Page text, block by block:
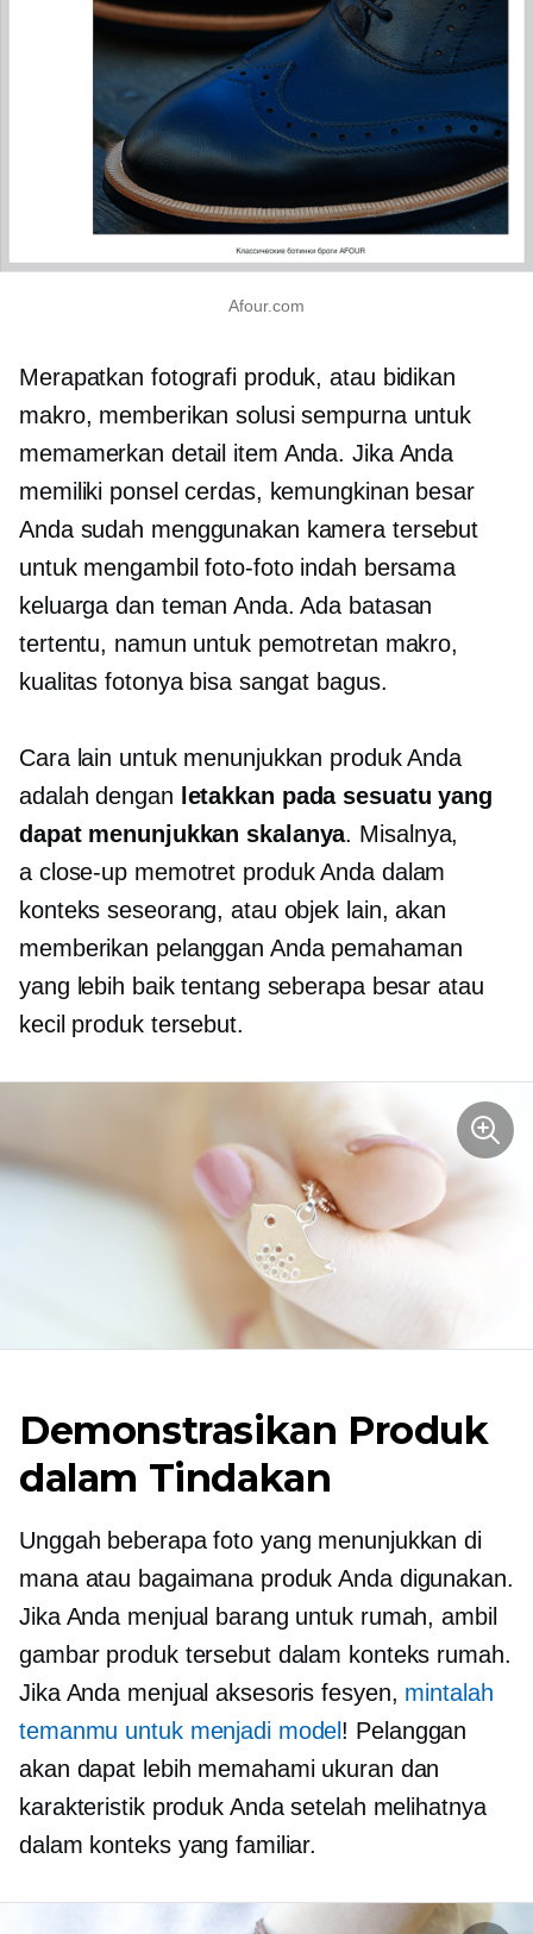
Afour.com
Merapatkan fotografi produk, atau bidikan
makro, memberikan solusi sempurna untuk
memamerkan detail item Anda. Jika Anda
memiliki ponsel cerdas, kemungkinan besar
Anda sudah menggunakan kamera tersebut
untuk mengambil foto-foto indah bersama
keluarga dan teman Anda. Ada batasan
tertentu, namun untuk pemotretan makro,
kualitas fotonya bisa sangat bagus.
Cara lain untuk menunjukkan produk Anda
adalah dengan letakkan pada sesuatu yang
dapat menunjukkan skalanya. Misalnya,
a close-up memotret produk Anda dalam
konteks seseorang, atau objek lain, akan
memberikan pelanggan Anda pemahaman
yang lebih baik tentang seberapa besar atau
kecil produk tersebut.
Demonstrasikan Produk
dalam Tindakan
Unggah beberapa foto yang menunjukkan di
mana atau bagaimana produk Anda digunakan.
Jika Anda menjual barang untuk rumah, ambil
gambar produk tersebut dalam konteks rumah.
Jika Anda menjual aksesoris fesyen, mintalah
temanmu untuk menjadi model! Pelanggan
akan dapat lebih memahami ukuran dan
karakteristik produk Anda setelah melihatnya
dalam konteks yang familiar.